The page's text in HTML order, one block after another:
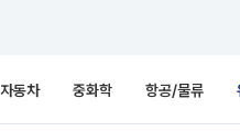
자동차 중화학 항공/물류